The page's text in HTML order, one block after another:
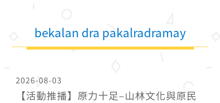
bekalan dra pakalradramay
2026-08-03
【活動推播】原力十足–山林文化與原民